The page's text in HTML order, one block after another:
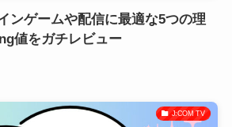
ンゲームや配信に最適な5つの理
値をガチレビュー
J:COM TV